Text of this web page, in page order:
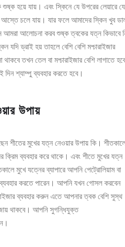
হয়ে যায়। এবং স্কিনে যে উপরের লেয়ারে যে
চলে যায়। যার ফলে আমাদের স্কিন খুব
আমরা আলোচনা করব শুষ্ক ত্বকের যত্ন কিভাবে
ড্রাই হয় তাহলে বেশি বেশি মশ্চারাইজার
তখন তেল বা মশ্চারাইজার বেশি লাগাতে
শ্যাম্পু ব্যবহার করতে হবে।
উপায়
শীতের মুখের যত্ন নেওয়ার উপায় কি।
ক্রিম ব্যবহার করে থাকে। এবং শীতে মুখের যত্ন
মুখে যত্নের ব্যাপারে আপনি পেট্রোলিয়াম বা
ব্যবহার করতে পারেন। আপনি যখন গোসল করবেন
ব্যবহার করুন এতে আপনার ত্বক বেশি সুস্থ
থাকবে। আপনি সুগন্ধিযুক্ত